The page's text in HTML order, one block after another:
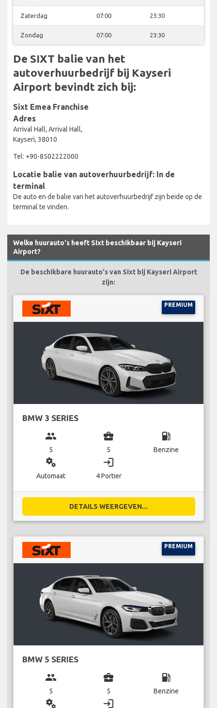
Zaterdag 07:00 23:30
Zondag 07:00 23:30
De SIXT balie van het
autoverhuurbedrijf bij Kayseri
Airport bevindt zich bij:
Sixt Emea Franchise
Adres
Arrival Hall, Arrival Hall,
Kayseri, 38010
Tel: +90-8502222000
Locatie balie van autoverhuurbedrijf: In de
terminal
De auto en de balie van het autoverhuurbedrijf zijn beide op de
terminal te vinden.
Welke huurauto's heeft Sixt beschikbaar bij Kayseri
Airport?
De beschikbare huurauto's van Sixt bij Kayseri Airport
zijn:
PREMIUM
BMW 3 SERIES
group
5
business_center
5
local_gas_station
Benzine
miscellaneous_services
Automaat
login
4 Portier
DETAILS WEERGEVEN...
PREMIUM
BMW 5 SERIES
group
5
business_center
5
local_gas_station
Benzine
miscellaneous_services login